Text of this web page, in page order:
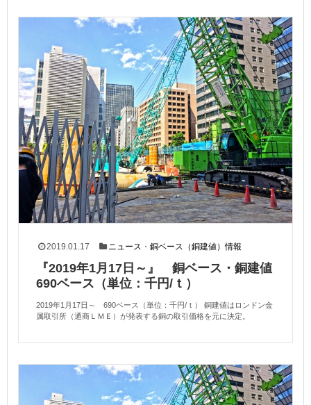
2019.01.17 ニュース ・銅ベース（銅建値）情報
『2019年1月17日～』 銅ベース・銅建値
690ベース（単位：千円/ｔ）
2019年1月17日～ 690ベース（単位：千円/ｔ） 銅建値はロンドン金
属取引所（通商ＬＭＥ）が発表する銅の取引価格を元に決定。